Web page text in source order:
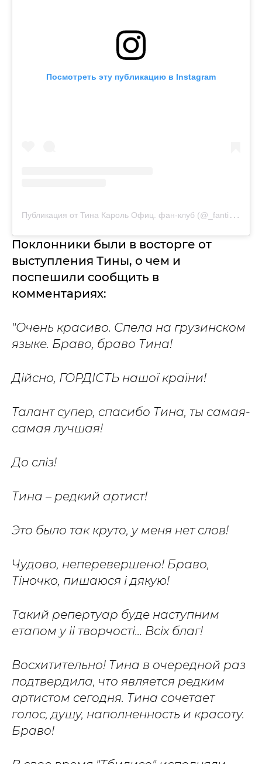
Посмотреть эту публикацию в Instagram
П
убликация от Тина Кароль Офиц. фан-клуб (@_fantina)
Поклонники были в восторге от
выступления Тины, о чем и
поспешили сообщить в
комментариях:
"Очень красиво. Спела на грузинском
языке. Браво, браво Тина!
Дійсно, ГОРДІСТЬ нашої країни!
Талант супер, спасибо Тина, ты самая-
самая лучшая!
До сліз!
Тина – редкий артист!
Это было так круто, у меня нет слов!
Чудово, неперевершено! Браво,
Тіночко, пишаюся і дякую!
Такий репертуар буде наступним
етапом у іі творчості... Всіх благ!
Восхитительно! Тина в очередной раз
подтвердила, что является редким
артистом сегодня. Тина сочетает
голос, душу, наполненность и красоту.
Браво!